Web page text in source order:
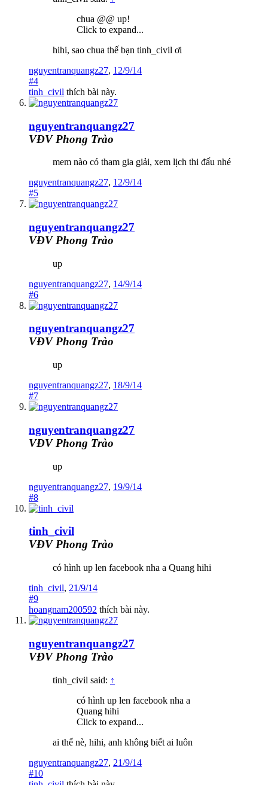
chua @@ up!
Click to expand...
hihi, sao chua thế bạn tinh_civil ơi
nguyentranquangz27, 12/9/14
#4
tinh_civil thích bài này.
nguyentranquangz27
VĐV Phong Trào
mem nào có tham gia giải, xem lịch thi đấu nhé
nguyentranquangz27, 12/9/14
#5
nguyentranquangz27
VĐV Phong Trào
up
nguyentranquangz27, 14/9/14
#6
nguyentranquangz27
VĐV Phong Trào
up
nguyentranquangz27, 18/9/14
#7
nguyentranquangz27
VĐV Phong Trào
up
nguyentranquangz27, 19/9/14
#8
tinh_civil
VĐV Phong Trào
có hình up len facebook nha a Quang hihi
tinh_civil, 21/9/14
#9
hoangnam200592 thích bài này.
nguyentranquangz27
VĐV Phong Trào
tinh_civil said: ↑
có hình up len facebook nha a
Quang hihi
Click to expand...
ai thế nè, hihi, anh không biết ai luôn
nguyentranquangz27, 21/9/14
#10